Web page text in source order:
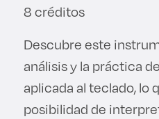
8 créditos
Descubre este
análisis y la práctica
aplicada al teclado, lo
posibilidad de